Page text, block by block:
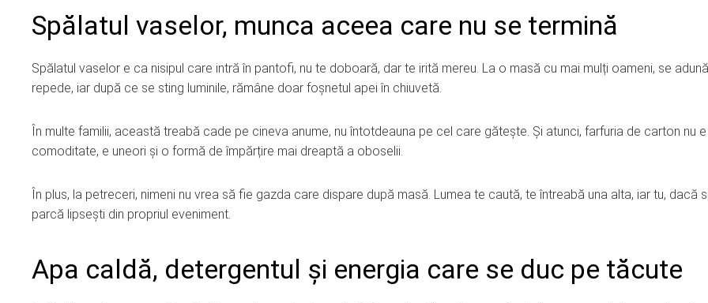
Spălatul vaselor, munca aceea care nu se termină
Spălatul vaselor e ca nisipul care intră în pantofi, nu te doboară, dar te irită mereu. La o masă cu mai mulți oameni, se adună
repede, iar după ce se sting luminile, rămâne doar foșnetul apei în chiuvetă.
În multe familii, această treabă cade pe cineva anume, nu întotdeauna pe cel care gătește. Și atunci, farfuria de carton nu
comoditate, e uneori și o formă de împărțire mai dreaptă a oboselii.
În plus, la petreceri, nimeni nu vrea să fie gazda care dispare după masă. Lumea te caută, te întreabă una alta, iar tu, dacă
parcă lipsești din propriul eveniment.
Apa caldă, detergentul și energia care se duc pe tăcute